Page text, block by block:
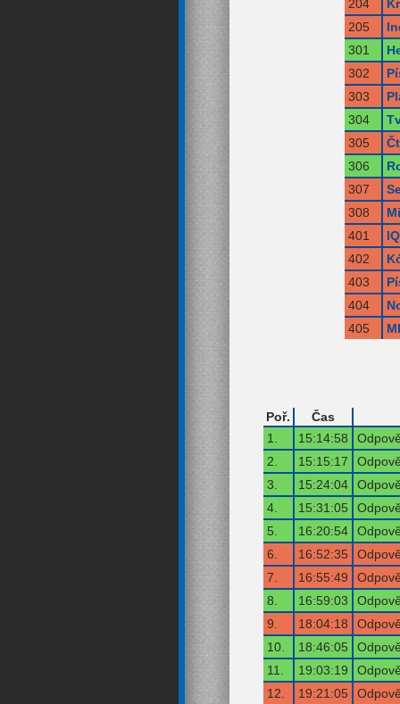
204
205
301
302
303
304
305
306
307
308
401
402
403
404
405
Poř.
Čas
1.
15:14:58
2.
15:15:17
3.
15:24:04
4.
15:31:05
5.
16:20:54
6.
16:52:35
7.
16:55:49
8.
16:59:03
9.
18:04:18
10.
18:46:05
11.
19:03:19
12.
19:21:05